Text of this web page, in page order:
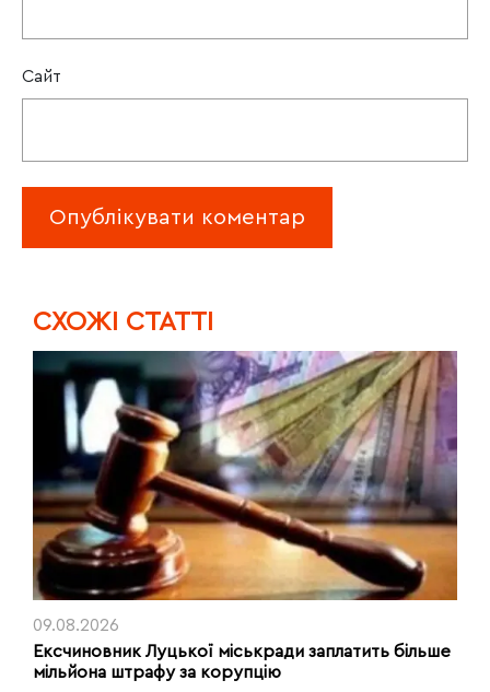
Сайт
CХОЖІ СТАТТІ
09.08.2026
Ексчиновник Луцької міськради заплатить більше
мільйона штрафу за корупцію